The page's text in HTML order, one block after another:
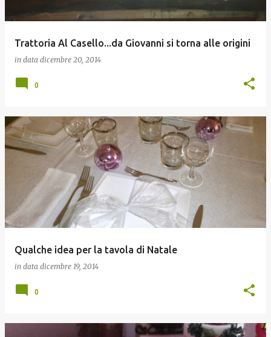
Trattoria Al Casello...da Giovanni si torna alle origini
in data dicembre 20, 2014
0
Qualche idea per la tavola di Natale
in data dicembre 19, 2014
0